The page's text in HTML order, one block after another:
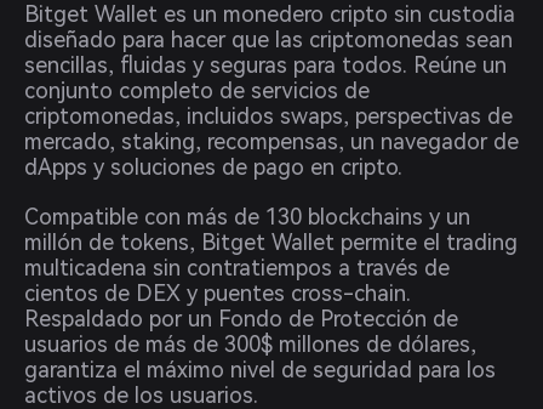
Bitget Wallet es un monedero cripto sin custodia
diseñado para hacer que las criptomonedas sean
sencillas, fluidas y seguras para todos. Reúne un
conjunto completo de servicios de
criptomonedas, incluidos swaps, perspectivas de
mercado, staking, recompensas, un navegador de
dApps y soluciones de pago en cripto.
Compatible con más de 130 blockchains y un
millón de tokens, Bitget Wallet permite el trading
multicadena sin contratiempos a través de
cientos de DEX y puentes cross-chain.
Respaldado por un Fondo de Protección de
usuarios de más de 300$ millones de dólares,
garantiza el máximo nivel de seguridad para los
activos de los usuarios.